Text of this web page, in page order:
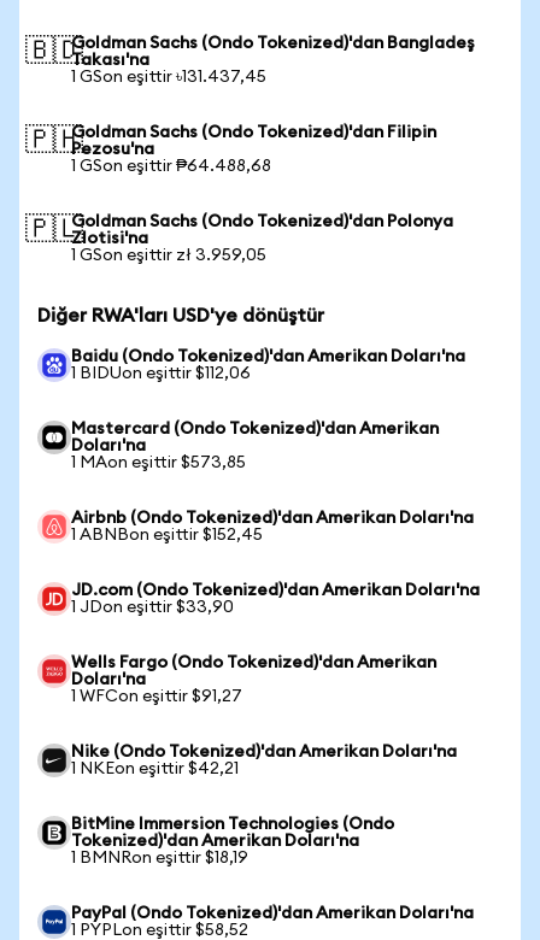
🇧🇩Goldman Sachs (Ondo Tokenized)'dan Bangladeş
Takası'na
1 GSon eşittir ৳131.437,45
🇵🇭Goldman Sachs (Ondo Tokenized)'dan Filipin
Pezosu'na
1 GSon eşittir ₱64.488,68
🇵🇱Goldman Sachs (Ondo Tokenized)'dan Polonya
Zlotisi'na
1 GSon eşittir zł 3.959,05
Diğer RWA'ları USD'ye dönüştür
Baidu (Ondo Tokenized)'dan Amerikan Doları'na
1 BIDUon eşittir $112,06
Mastercard (Ondo Tokenized)'dan Amerikan
Doları'na
1 MAon eşittir $573,85
Airbnb (Ondo Tokenized)'dan Amerikan Doları'na
1 ABNBon eşittir $152,45
JD.com (Ondo Tokenized)'dan Amerikan Doları'na
1 JDon eşittir $33,90
Wells Fargo (Ondo Tokenized)'dan Amerikan
Doları'na
1 WFCon eşittir $91,27
Nike (Ondo Tokenized)'dan Amerikan Doları'na
1 NKEon eşittir $42,21
BitMine Immersion Technologies (Ondo
Tokenized)'dan Amerikan Doları'na
1 BMNRon eşittir $18,19
PayPal (Ondo Tokenized)'dan Amerikan Doları'na
1 PYPLon eşittir $58,52